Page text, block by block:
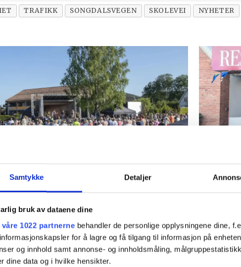
Samtykke Detaljer
bruk av dataene dine
våre 1022 partnerne behandler de personlige opplysningene dine,
for å lagre og få tilgang til informasjon på
og innhold samt annonse- og innholdsmåling,
dine data og i hvilke hensikter.
TRAFIKK SONGDALSVEGEN SKOLEVEI NYHETER
det
For
mer